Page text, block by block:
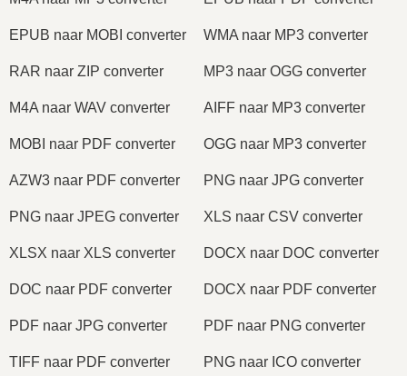
EPUB naar MOBI converter WMA naar MP3 converter
RAR naar ZIP converter MP3 naar OGG converter
M4A naar WAV converter AIFF naar MP3 converter
MOBI naar PDF converter OGG naar MP3 converter
AZW3 naar PDF converter PNG naar JPG converter
PNG naar JPEG converter XLS naar CSV converter
XLSX naar XLS converter DOCX naar DOC converter
DOC naar PDF converter DOCX naar PDF converter
PDF naar JPG converter PDF naar PNG converter
TIFF naar PDF converter PNG naar ICO converter